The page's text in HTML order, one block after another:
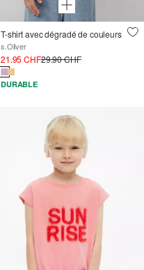
T-shirt avec dégradé de couleurs
s.Oliver
21.95 CHF29.90 CHF
DURABLE